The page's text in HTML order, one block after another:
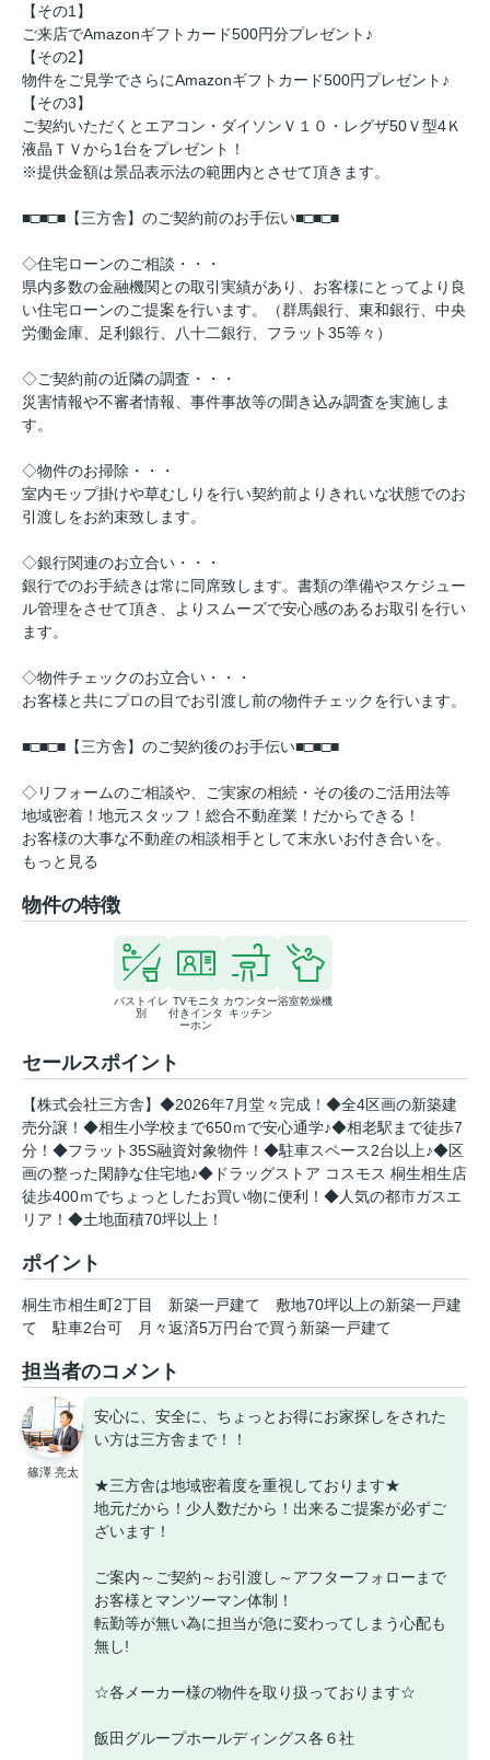
【その1】
ご来店でAmazonギフトカード500円分プレゼント♪
【その2】
物件をご見学でさらにAmazonギフトカード500円プレゼント♪
【その3】
ご契約いただくとエアコン・ダイソンＶ１０・レグザ50Ｖ型4Ｋ
液晶ＴＶから1台をプレゼント！
※提供金額は景品表示法の範囲内とさせて頂きます。
■□■□■【三方舎】のご契約前のお手伝い■□■□■
◇住宅ローンのご相談・・・
県内多数の金融機関との取引実績があり、お客様にとってより良
い住宅ローンのご提案を行います。（群馬銀行、東和銀行、中央
労働金庫、足利銀行、八十二銀行、フラット35等々）
◇ご契約前の近隣の調査・・・
災害情報や不審者情報、事件事故等の聞き込み調査を実施しま
す。
◇物件のお掃除・・・
室内モップ掛けや草むしりを行い契約前よりきれいな状態でのお
引渡しをお約束致します。
◇銀行関連のお立合い・・・
銀行でのお手続きは常に同席致します。書類の準備やスケジュー
ル管理をさせて頂き、よりスムーズで安心感のあるお取引を行い
ます。
◇物件チェックのお立合い・・・
お客様と共にプロの目でお引渡し前の物件チェックを行います。
■□■□■【三方舎】のご契約後のお手伝い■□■□■
◇リフォームのご相談や、ご実家の相続・その後のご活用法等
地域密着！地元スタッフ！総合不動産業！だからできる！
お客様の大事な不動産の相談相手として末永いお付き合いを。
もっと見る
物件の特徴
バストイレ
別
TVモニタ
付きインタ
ーホン
カウンター
キッチン
浴室乾燥機
セールスポイント
【株式会社三方舎】◆2026年7月堂々完成！◆全4区画の新築建
売分譲！◆相生小学校まで650ｍで安心通学♪◆相老駅まで徒歩7
分！◆フラット35S融資対象物件！◆駐車スペース2台以上♪◆区
画の整った閑静な住宅地♪◆ドラッグストア コスモス 桐生相生店
徒歩400ｍでちょっとしたお買い物に便利！◆人気の都市ガスエ
リア！◆土地面積70坪以上！
ポイント
桐生市相生町2丁目 新築一戸建て
敷地70坪以上の新築一戸建
て
駐車2台可 月々返済5万円台で買う新築一戸建て
担当者のコメント
篠澤 亮太
安心に、安全に、ちょっとお得にお家探しをされた
い方は三方舎まで！！
★三方舎は地域密着度を重視しております★
地元だから！少人数だから！出来るご提案が必ずご
ざいます！
ご案内～ご契約～お引渡し～アフターフォローまで
お客様とマンツーマン体制！
転勤等が無い為に担当が急に変わってしまう心配も
無し!
☆各メーカー様の物件を取り扱っております☆
飯田グループホールディングス各６社